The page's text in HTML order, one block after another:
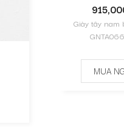
Giày tây nam
MUA